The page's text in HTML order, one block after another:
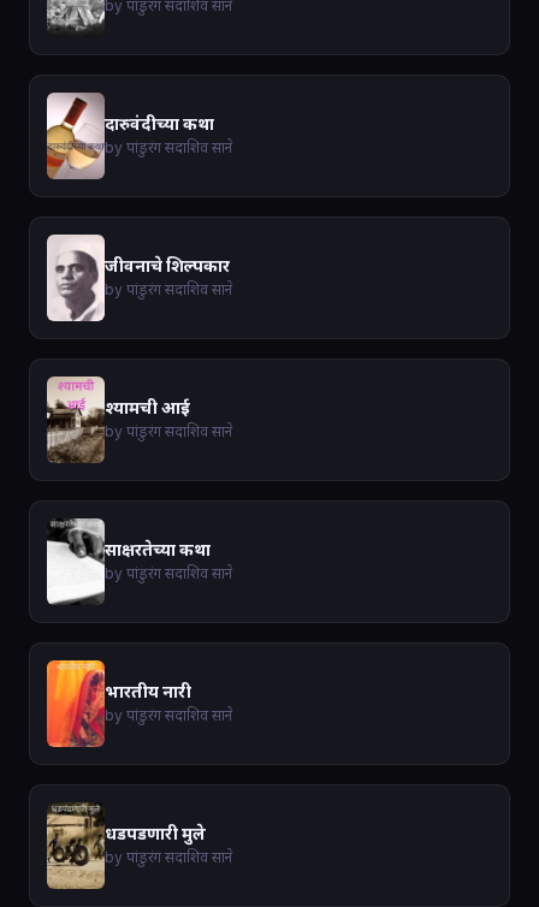
by पांडुरंग सदाशिव साने
दारुवंदीच्या कथा
by पांडुरंग सदाशिव साने
जीवनाचे शिल्पकार
by पांडुरंग सदाशिव साने
श्यामची आई
by पांडुरंग सदाशिव साने
साक्षरतेच्या कथा
by पांडुरंग सदाशिव साने
भारतीय नारी
by पांडुरंग सदाशिव साने
धडपडणारी मुले
by पांडुरंग सदाशिव साने